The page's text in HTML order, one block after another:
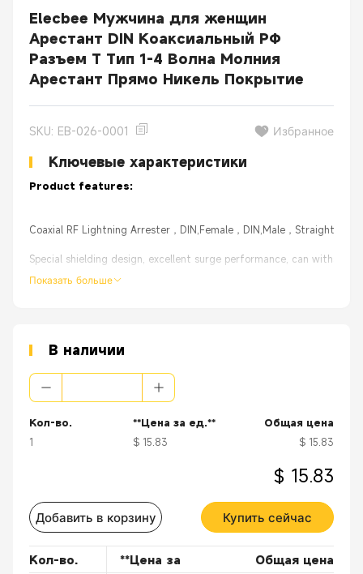
Elecbee Мужчина для женщин
Арестант DIN Коаксиальный РФ
Разъем T Тип 1-4 Волна Молния
Арестант Прямо Никель Покрытие
SKU: EB-026-0001 Избранное
Ключевые характеристики
Product features:
Coaxial RF Lightning Arrester，DIN,Female，DIN,Male，Straight，1-
Special shielding design, excellent surge performance, can
Excellent passive intermodulation performance, excellent rf
High Quality with 30 days 100% Money back;
From the OEM Original Factory, same quality with much better price.
Applications:
Boosters/Amplifiers
Показать больше
В наличии
Кол-во.
1
**Цена за ед.**
$ 15.83
Общая цена
$ 15.83
$ 15.83
Добавить в корзину Купить сейчас
Кол-во.
**Цена за
Общая цена